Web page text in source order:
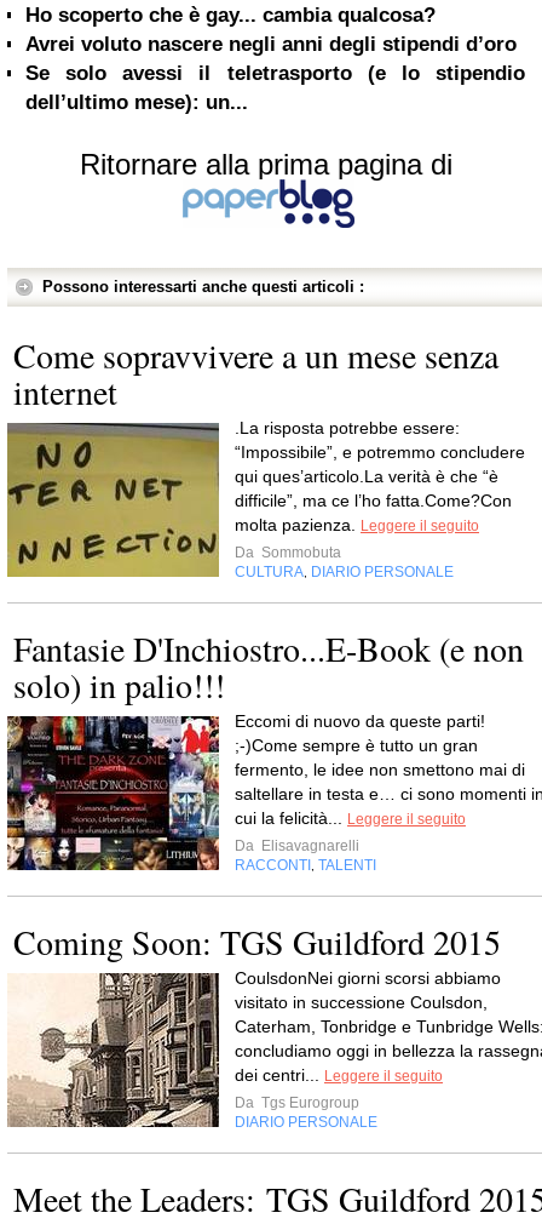
Ho scoperto che è gay... cambia qualcosa?
Avrei voluto nascere negli anni degli stipendi d’oro
Se solo avessi il teletrasporto (e lo stipendio
dell’ultimo mese): un...
Ritornare alla prima pagina di
Possono interessarti anche questi articoli :
Come sopravvivere a un mese senza
internet
.La risposta potrebbe essere:
“Impossibile”, e potremmo concludere
qui ques’articolo.La verità è che “è
difficile”, ma ce l’ho fatta.Come?Con
molta pazienza. Leggere il seguito
Da Sommobuta
CULTURA, DIARIO PERSONALE
Fantasie D'Inchiostro...E-Book (e non
solo) in palio!!!
Eccomi di nuovo da queste parti!
;-)Come sempre è tutto un gran
fermento, le idee non smettono mai di
saltellare in testa e… ci sono momenti
cui la felicità... Leggere il seguito
Da Elisavagnarelli
RACCONTI , TALENTI
Coming Soon: TGS Guildford 2015
CoulsdonNei giorni scorsi abbiamo
visitato in successione Coulsdon,
Caterham, Tonbridge e Tunbridge
concludiamo oggi in bellezza la
dei centri... Leggere il seguito
Da Tgs Eurogroup
DIARIO PERSONALE
Meet the Leaders: TGS Guildford